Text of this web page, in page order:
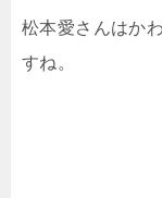
松本愛さんはか
すね。